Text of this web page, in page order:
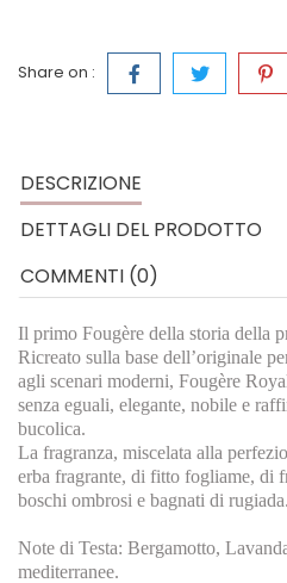
Share on :
DESCRIZIONE
DETTAGLI DEL PRODOTTO
COMMENTI (0)
Il primo Fougère della storia della
Ricreato sulla base dell’originale
agli scenari moderni, Fougère
senza eguali, elegante, nobile e
bucolica.
La fragranza, miscelata alla
erba fragrante, di fitto fogliame, di
boschi ombrosi e bagnati di rugiada.
Note di Testa: Bergamotto,
mediterranee.